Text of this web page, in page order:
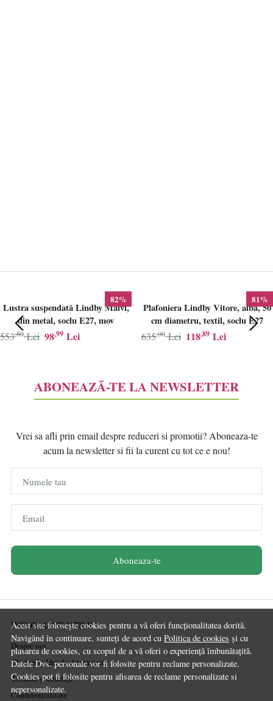
Acest site folosește cookies pentru a vă oferi funcționalitatea dorită.
Navigând în continuare, sunteți de acord cu Politica de cookies și cu
plasarea de cookies, cu scopul de a vă oferi o experiență îmbunătațită.
Datele Dvs. personale vor fi folosite pentru reclame personalizate.
Cookies pot fi folosite pentru afisarea de reclame personalizate si
nepersonalizate.
82%
Lustra suspendată Lindby Maivi,
din metal, soclu E27, mov
98,99 Lei
553,80 Lei
81%
Plafoniera Lindby Vitore, alba, 50
cm diametru, textil, soclu E27
118,89 Lei
635,00 Lei
ABONEAZĂ-TE LA NEWSLETTER
Vrei sa afli prin email despre reduceri si promotii? Aboneaza-te
acum la newsletter si fii la curent cu tot ce e nou!
Numele tau
Email
Aboneaza-te
INFORMATII UTILE
Despre noi
Ghiduri și Idei de Amenajare
Termeni și condiții
Confidențialitate